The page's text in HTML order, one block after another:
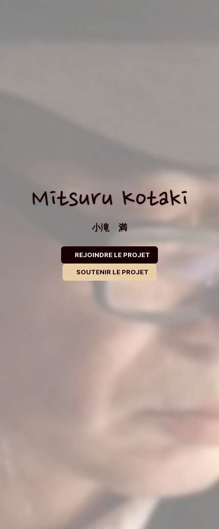
Mitsuru Kotaki
小滝 満
REJOINDRE LE PROJET
SOUTENIR LE PROJET